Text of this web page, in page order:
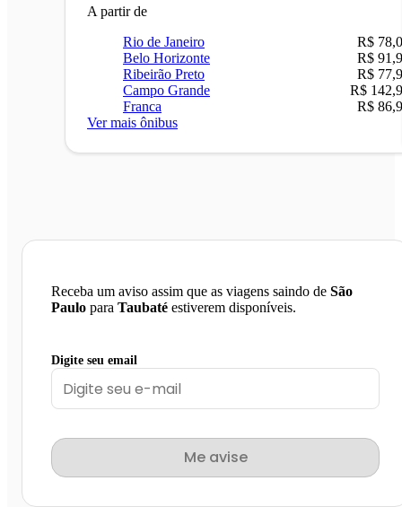
A partir de
Rio de Janeiro
R$
Belo Horizonte
R$
Ribeirão Preto
R$
Campo Grande
R$
Franca
R$
Ver mais ônibus
Receba um aviso assim que as viagens saindo de São
Paulo para Taubaté estiverem disponíveis.
Digite seu email
Me avise